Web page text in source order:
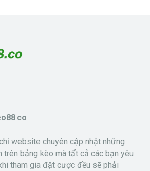
.co
website chuyên cập nhật những
trên bảng kèo mà tất cả các bạn yêu
tham gia đặt cược đều sẽ phải